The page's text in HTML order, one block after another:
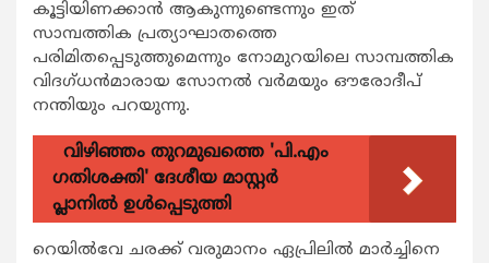
കൂട്ടിയിണക്കാന്‍ ആകുന്നുണ്ടെന്നും ഇത്
സാമ്പത്തിക പ്രത്യാഘാതത്തെ
പരിമിതപ്പെടുത്തുമെന്നും നോമുറയിലെ സാമ്പത്തിക
വിദഗ്ധന്‍മാരായ സോനല്‍ വര്‍മയും ഔരോദീപ്
നന്തിയും പറയുന്നു.
വിഴിഞ്ഞം തുറമുഖത്തെ 'പി.എം
ഗതിശക്തി' ദേശീയ മാസ്റ്റർ
പ്ലാനിൽ ഉൾപ്പെടുത്തി
റെയില്‍വേ ചരക്ക് വരുമാനം ഏപ്രിലില്‍ മാര്‍ച്ചിനെ